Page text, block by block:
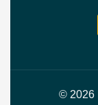
© 2026